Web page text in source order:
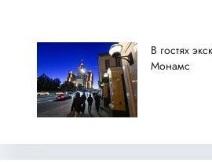
В гостях
Монамс